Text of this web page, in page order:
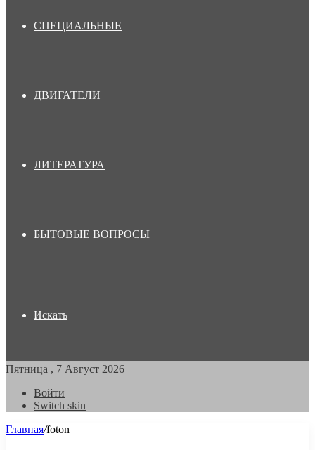
СПЕЦИАЛЬНЫЕ
ДВИГАТЕЛИ
ЛИТЕРАТУРА
БЫТОВЫЕ ВОПРОСЫ
Искать
Пятница , 7 Август 2026
Войти
Switch skin
Главная/foton